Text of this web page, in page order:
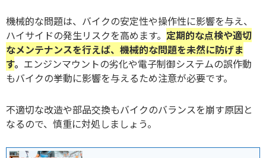
機械的な問題は、バイクの安定性や操作性に影響を与え、
ハイサイドの発生リスクを高めます。 定期的な点検や適切
なメンテナンスを行えば、機械的な問題を未然に防げま
す。 エンジンマウントの劣化や電子制御システムの誤作動
もバイクの挙動に影響を与えるため注意が必要です。
不適切な改造や部品交換もバイクのバランスを崩す原因と
なるので、慎重に対処しましょう。